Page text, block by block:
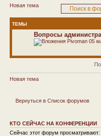
Новая тема
ТЕМЫ
Вопросы
Pivoman 05
Новая тема
Вернуться в Список форумов
КТО СЕЙЧАС НА КОНФЕРЕНЦИИ
Сейчас этот форум просматривают: